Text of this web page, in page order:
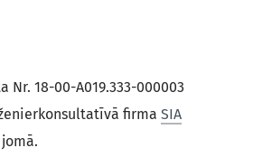
18-00-A019.333-000003
firma SIA